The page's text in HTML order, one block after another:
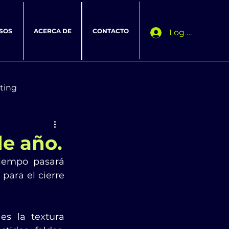
ACERCA DE CONTACTO Log In
año.
pasará
el cierre
la textura